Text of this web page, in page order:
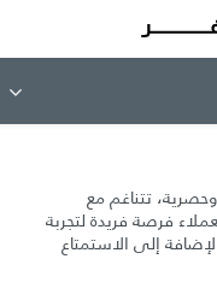
تتناغم مع
فرصة فريدة لتجربة
إلى الاستمتاع